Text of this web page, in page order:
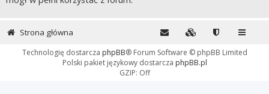
Strona główna
Technologię dostarcza phpBB® Forum Software © phpBB Limited
Polski pakiet językowy dostarcza phpBB.pl
GZIP: Off